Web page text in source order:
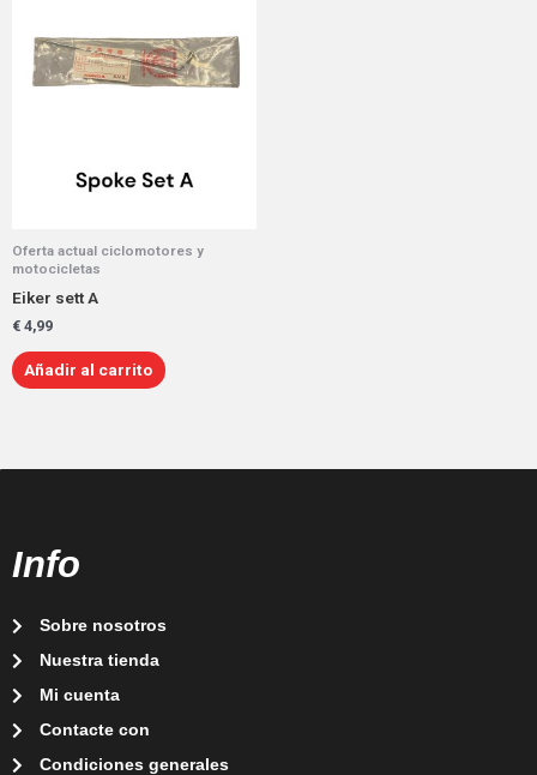
Oferta actual ciclomotores y
motocicletas
Eiker sett A
€ 4,99
Añadir al carrito
Info
Sobre nosotros
Nuestra tienda
Mi cuenta
Contacte con
Condiciones generales